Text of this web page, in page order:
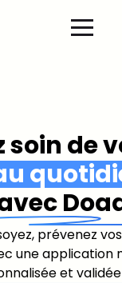
soin de
prévenez
une application
et